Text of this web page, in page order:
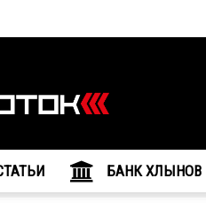
БАНК ХЛЫНОВ